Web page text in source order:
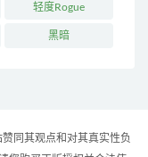
轻度Rogue
黑暗
同其观点和对其真实性负